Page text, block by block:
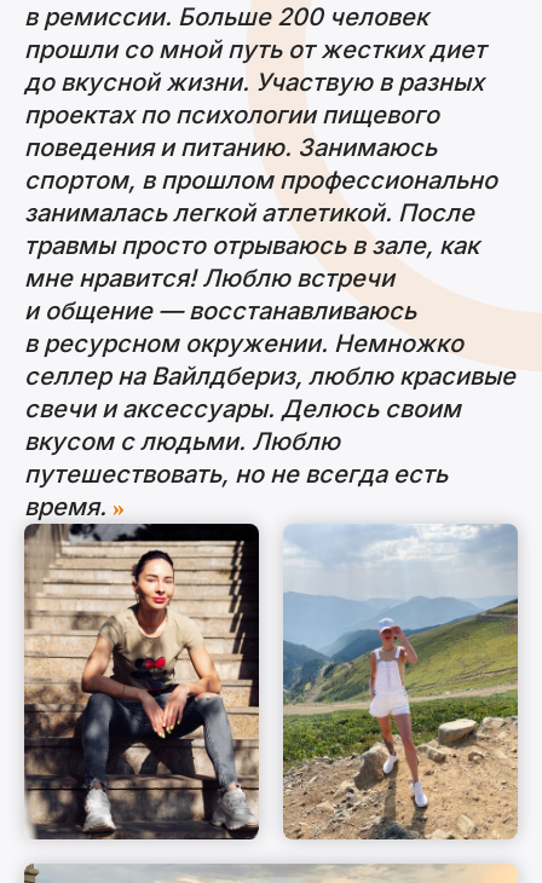
в ремиссии. Больше 200 человек
прошли со мной путь от жестких диет
до вкусной жизни. Участвую в разных
проектах по психологии пищевого
поведения и питанию. Занимаюсь
спортом, в прошлом профессионально
занималась легкой атлетикой. После
травмы просто отрываюсь в зале, как
мне нравится! Люблю встречи
и общение — восстанавливаюсь
в ресурсном окружении. Немножко
селлер на Вайлдбериз, люблю красивые
свечи и аксессуары. Делюсь своим
вкусом с людьми. Люблю
путешествовать, но не всегда есть
время. »